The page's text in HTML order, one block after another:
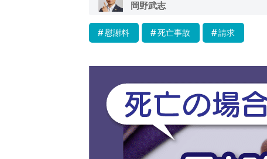
岡野武志
慰謝料 死亡事故 請求